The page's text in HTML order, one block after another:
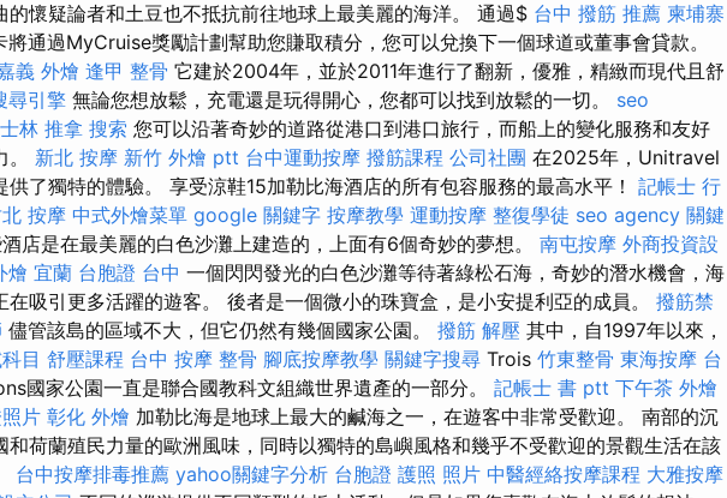
的懷疑論者和土豆也不抵抗前往地球上最美麗的海洋。 通過$ 台中 撥筋 推薦 柬埔寨
將通過MyCruise獎勵計劃幫助您賺取積分，您可以兌換下一個球道或董事會貸款。
義 外燴 逢甲 整骨 它建於2004年，並於2011年進行了翻新，優雅，精緻而現代且舒
尋引擎 無論您想放鬆，充電還是玩得開心，您都可以找到放鬆的一切。 seo
士林 推拿 搜索 您可以沿著奇妙的道路從港口到港口旅行，而船上的變化服務和友好
。 新北 按摩 新竹 外燴 ptt 台中運動按摩 撥筋課程 公司社團 在2025年，Unitravel
供了獨特的體驗。 享受涼鞋15加勒比海酒店的所有包容服務的最高水平！ 記帳士 行
按摩 中式外燴菜單 google 關鍵字 按摩教學 運動按摩 整復學徒 seo agency 關鍵
店是在最美麗的白色沙灘上建造的，上面有6個奇妙的夢想。 南屯按摩 外商投資設
燴 宜蘭 台胞證 台中 一個閃閃發光的白色沙灘等待著綠松石海，奇妙的潛水機會，海
在吸引更多活躍的遊客。 後者是一個微小的珠寶盒，是小安提利亞的成員。 撥筋禁
儘管該島的區域不大，但它仍然有幾個國家公園。 撥筋 解壓 其中，自1997年以來，
目 舒壓課程 台中 按摩 整骨 腳底按摩教學 關鍵字搜尋 Trois 竹東整骨 東海按摩 台
國家公園一直是聯合國教科文組織世界遺產的一部分。 記帳士 書 ptt 下午茶 外燴
片 彰化 外燴 加勒比海是地球上最大的鹹海之一，在遊客中非常受歡迎。 南部的沉
和荷蘭殖民力量的歐洲風味，同時以獨特的島嶼風格和幾乎不受歡迎的景觀生活在該
台中按摩排毒推薦 yahoo關鍵字分析 台胞證 護照 照片 中醫經絡按摩課程 大雅按摩